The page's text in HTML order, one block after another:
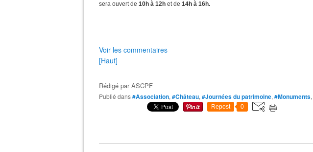
sera ouvert de 10h à 12h et de 14h à 16h.
Voir les commentaires
[Haut]
Rédigé parASCPF
Publié dans#Association, #Château, #Journées du patrimoine, #Monuments,
Repost 0